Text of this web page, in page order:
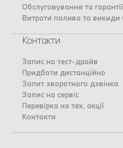
Обслуговування та гарантії
Витрати палива та викиди
Контакти
Запис на тест-драйв
Придбати дистанційно
Запит зворотного дзвінка
Запис на сервіс
Перевірка на тех. акції
Контакти